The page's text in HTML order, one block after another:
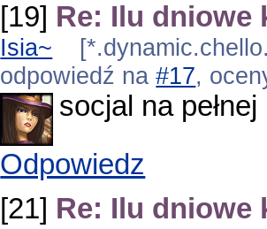
[19] Re: Ilu dniowe
Isia~
odpowiedź na#17,
socjal na
Odpowiedz
[21] Re: Ilu dniowe